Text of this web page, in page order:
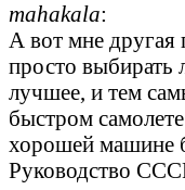
mahakala:
А вот мне другая
просто выбирать
лучшее, и тем
быстром
хорошей машине
Руководство